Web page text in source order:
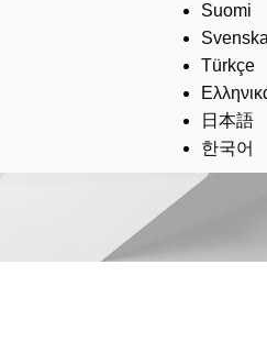
Suomi
Svenska
Türkçe
日本語
한국어